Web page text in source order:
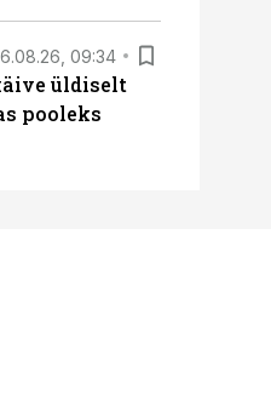
09:34
üldiselt
pooleks